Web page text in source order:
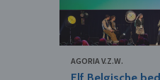
AGORIA V.Z.W.